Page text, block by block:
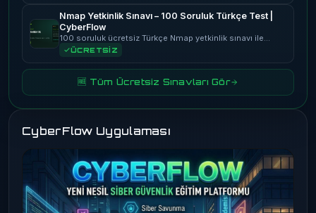
Nmap Yetkinlik Sınavı – 100 Soruluk Türkçe Test |
CyberFlow
100 soruluk ücretsiz Türkçe Nmap yetkinlik sınavı ile…
ÜCRETSİZ
🆓 Tüm Ücretsiz Sınavları Gör
CyberFlow Uygulaması